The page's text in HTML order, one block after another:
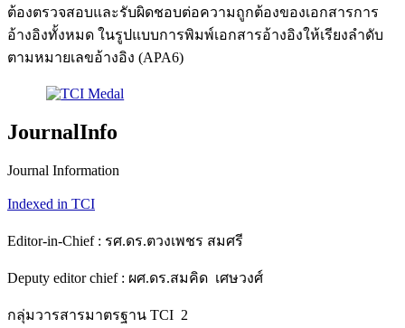
ต้องตรวจสอบและรับผิดชอบต่อความถูกต้องของเอกสารการ
อ้างอิงทั้งหมด ในรูปแบบการพิมพ์เอกสารอ้างอิงให้เรียงลำดับ
ตามหมายเลขอ้างอิง (APA6)
JournalInfo
Journal Information
Indexed in TCI
Editor-in-Chief : รศ.ดร.ตวงเพชร สมศรี
Deputy editor chief : ผศ.ดร.สมคิด เศษวงศ์
กลุ่มวารสารมาตรฐาน TCI 2